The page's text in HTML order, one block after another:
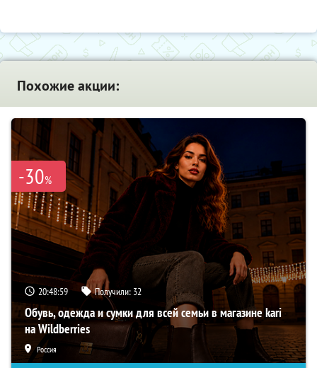
Похожие акции:
-30%
20:48:58 Получили: 32
Обувь, одежда и сумки для всей семьи в магазине kari
на Wildberries
Россия